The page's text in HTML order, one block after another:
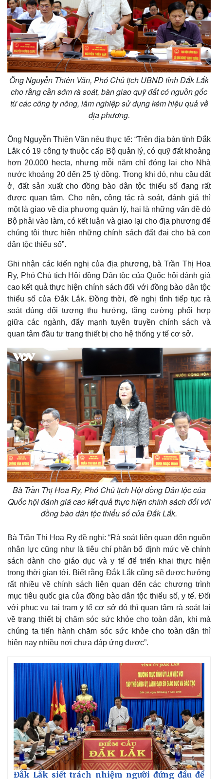
Khởi nghiệp
Thị trường
Tiêu dùng
Tỷ giá
Chứng khoán
Giá cà phê
Ông Nguyễn Thiên Văn, Phó Chủ tịch UBND tỉnh Đắk Lắk
cho rằng cần sớm rà soát, bàn giao quỹ đất có nguồn gốc
từ các công ty nông, lâm nghiệp sử dụng kém hiệu quả về
địa phương.
Ông Nguyễn Thiên Văn nêu thực tế: “Trên địa bàn tỉnh Đắk
Lắk có 19 công ty thuộc cấp Bộ quản lý, có quỹ đất khoảng
hơn 20.000 hecta, nhưng mỗi năm chỉ đóng lại cho Nhà
nước khoảng 20 đến 25 tỷ đồng. Trong khi đó, nhu cầu đất
ở, đất sản xuất cho đồng bào dân tộc thiểu số đang rất
được quan tâm. Cho nên, công tác rà soát, đánh giá thì
một là giao về địa phương quản lý, hai là những vấn đề đó
Bộ phải vào làm, có kết luận và giao lại cho địa phương để
chúng tôi thực hiện những chính sách đất đai cho bà con
dân tộc thiểu số”.
Ghi nhận các kiến nghị của địa phương, bà Trần Thị Hoa
Ry, Phó Chủ tịch Hội đồng Dân tộc của Quốc hội đánh giá
cao kết quả thực hiện chính sách đối với đồng bào dân tộc
thiểu số của Đắk Lắk. Đồng thời, đề nghị tỉnh tiếp tục rà
soát đúng đối tượng thụ hưởng, tăng cường phối hợp
giữa các ngành, đẩy mạnh tuyên truyền chính sách và
quan tâm đầu tư trang thiết bị cho hệ thống y tế cơ sở.
Bà Trần Thị Hoa Ry, Phó Chủ tịch Hội đồng Dân tộc của
Quốc hội đánh giá cao kết quả thực hiện chính sách đối với
đồng bào dân tộc thiểu số của Đắk Lắk.
Bà Trần Thị Hoa Ry đề nghị: “Rà soát liên quan đến nguồn
nhân lực cũng như là tiêu chí phân bổ định mức về chính
sách dành cho giáo dục và y tế để triển khai thực hiện
trong thời gian tới. Biết rằng Đắk Lắk cũng sẽ được hưởng
rất nhiều về chính sách liên quan đến các chương trình
mục tiêu quốc gia của đồng bào dân tộc thiểu số, y tế. Đối
với phục vụ tại trạm y tế cơ sở đó thì quan tâm rà soát lại
về trang thiết bị chăm sóc sức khỏe cho toàn dân, khi mà
chúng ta tiến hành chăm sóc sức khỏe cho toàn dân thì
hiện nay nhiều nơi chưa đáp ứng được”.
Đắk Lắk siết trách nhiệm người đứng đầu để